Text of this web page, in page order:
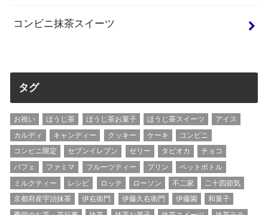
コンビニ抹茶スイーツ
タグ
お祝い ほうじ茶 ほうじ茶お菓子 ほうじ茶スイーツ
アイス
カルディ
キャンディー クッキー ケーキ
コンビニ
コンビニ限定
セブンイレブン ゼリー タピオカ
チョコ
パフェ
ファミマ フルーツティー プリン
ペットボトル
ミルクティー
レシピ ロッテ ローソン 不二家
二十四節気
京都府産宇治抹茶
伊右衛門 伊藤久右衛門 伊藤園
和菓子